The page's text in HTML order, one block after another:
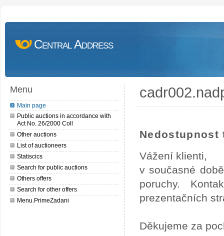
Central Address
Menu
Main page
Public auctions in accordance with
Act No. 26/2000 Coll
Other auctions
List of auctioneers
Statiscics
Search for public auctions
Others offers
Search for other offers
Menu.PrimeZadani
Nedostupnost
Vážení klienti,
v současné
poruchy.
prezentačních
Děkujeme za